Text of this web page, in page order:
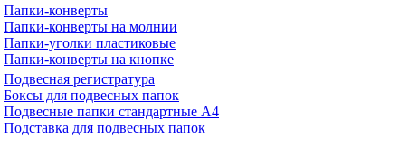
Папки-конверты
Папки-конверты на молнии
Папки-уголки пластиковые
Папки-конверты на кнопке
Подвесная регистратура
Боксы для подвесных папок
Подвесные папки стандартные А4
Подставка для подвесных папок